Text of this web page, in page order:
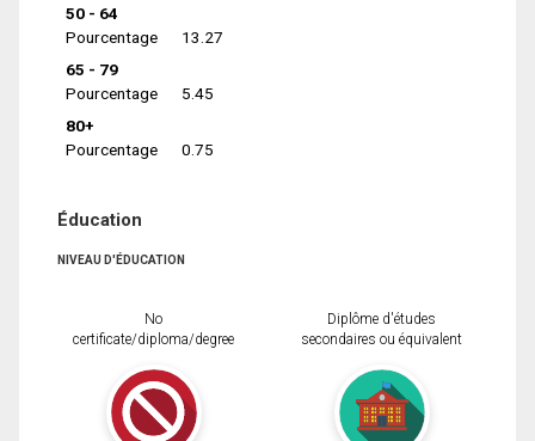
50 - 64
Pourcentage
13.27
65 - 79
Pourcentage
5.45
80+
Pourcentage
0.75
Éducation
NIVEAU D'ÉDUCATION
No
certificate/diploma/degree
Diplôme d'études
secondaires ou équivalent